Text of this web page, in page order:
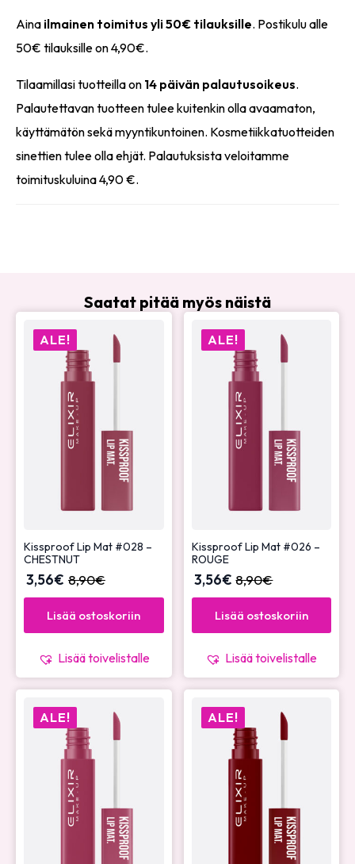
Aina ilmainen toimitus yli 50€ tilauksille. Postikulu alle
50€ tilauksille on 4,90€.
Tilaamillasi tuotteilla on 14 päivän palautusoikeus.
Palautettavan tuotteen tulee kuitenkin olla avaamaton,
käyttämätön sekä myyntikuntoinen. Kosmetiikkatuotteiden
sinettien tulee olla ehjät. Palautuksista veloitamme
toimituskuluina 4,90 €.
Saatat pitää myös näistä
ALE!
Kissproof Lip Mat #028 –
CHESTNUT
8,90€
3,56€
Lisää ostoskoriin
Lisää toivelistalle
ALE!
Kissproof Lip Mat #026 –
ROUGE
8,90€
3,56€
Lisää ostoskoriin
Lisää toivelistalle
ALE! ALE!